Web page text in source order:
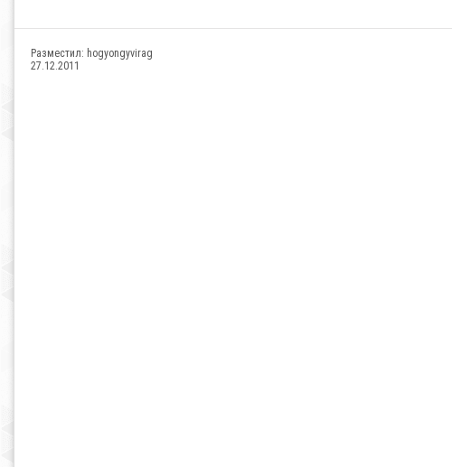
Разместил: hogyongyvirag
27.12.2011